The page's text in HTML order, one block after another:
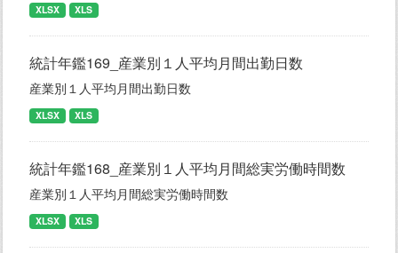
XLSX XLS
統計年鑑169_産業別１人平均月間出勤日数
産業別１人平均月間出勤日数
XLSX XLS
統計年鑑168_産業別１人平均月間総実労働時間数
産業別１人平均月間総実労働時間数
XLSX XLS